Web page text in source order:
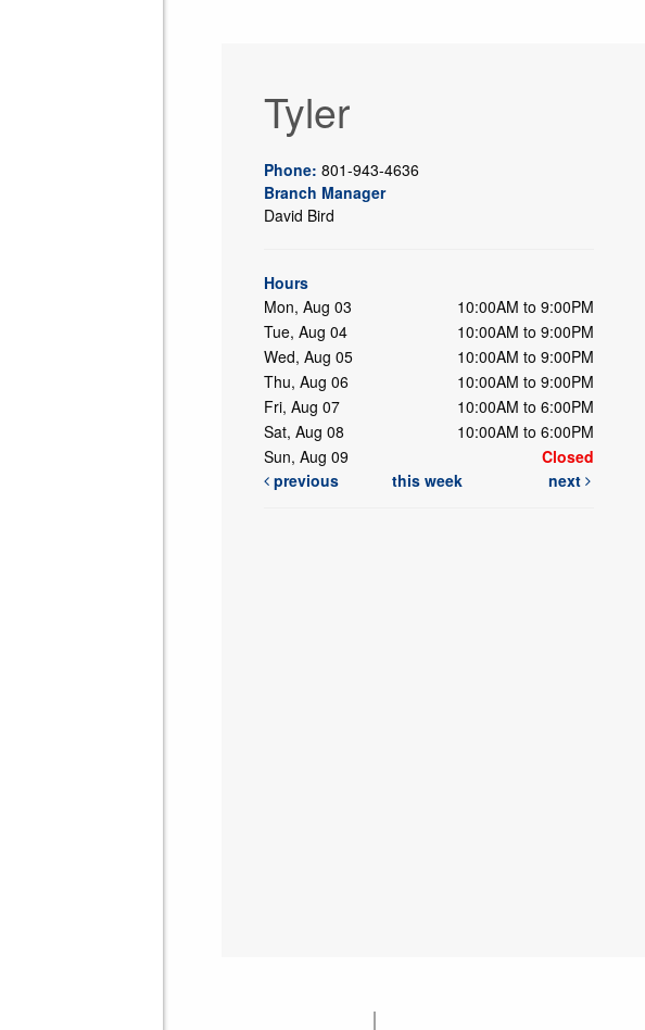
Tyler
Phone: 801-943-4636
Branch Manager
David Bird
Hours
Mon, Aug 03
10:00AM to 9:00PM
Tue, Aug 04
10:00AM to 9:00PM
Wed, Aug 05
10:00AM to 9:00PM
Thu, Aug 06
10:00AM to 9:00PM
Fri, Aug 07
10:00AM to 6:00PM
Sat, Aug 08
10:00AM to 6:00PM
Sun, Aug 09
Closed
previous
this week next